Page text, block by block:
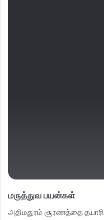
மருத்துவ பயன்கள்
அதிமதுரம் சூரணத்தை